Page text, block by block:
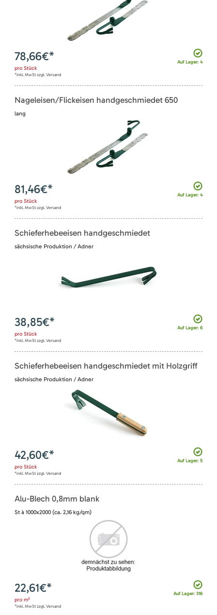
Auf Lager: 4
78,66€*
pro Stück
*inkl. MwSt zzgl. Versand
Nageleisen/Flickeisen handgeschmiedet 650
lang
Auf Lager: 4
81,46€*
pro Stück
*inkl. MwSt zzgl. Versand
Schieferhebeeisen handgeschmiedet
sächsische Produktion / Adner
Auf Lager: 6
38,85€*
pro Stück
*inkl. MwSt zzgl. Versand
Schieferhebeeisen handgeschmiedet mit Holzgriff
sächsische Produktion / Adner
Auf Lager: 5
42,60€*
pro Stück
*inkl. MwSt zzgl. Versand
Alu-Blech 0,8mm blank
St à 1000x2000 (ca. 2,16 kg/qm)
Auf Lager: 316
22,61€*
pro m²
*inkl. MwSt zzgl. Versand